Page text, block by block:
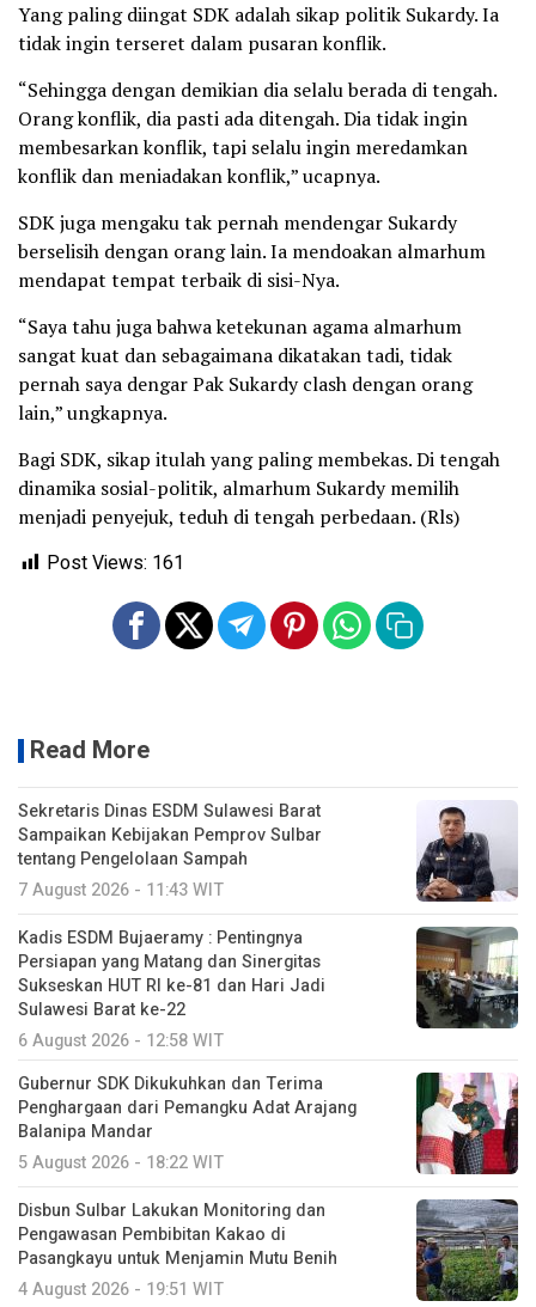
Yang paling diingat SDK adalah sikap politik Sukardy. Ia
tidak ingin terseret dalam pusaran konflik.
“Sehingga dengan demikian dia selalu berada di tengah.
Orang konflik, dia pasti ada ditengah. Dia tidak ingin
membesarkan konflik, tapi selalu ingin meredamkan
konflik dan meniadakan konflik,” ucapnya.
SDK juga mengaku tak pernah mendengar Sukardy
berselisih dengan orang lain. Ia mendoakan almarhum
mendapat tempat terbaik di sisi-Nya.
“Saya tahu juga bahwa ketekunan agama almarhum
sangat kuat dan sebagaimana dikatakan tadi, tidak
pernah saya dengar Pak Sukardy clash dengan orang
lain,” ungkapnya.
Bagi SDK, sikap itulah yang paling membekas. Di tengah
dinamika sosial-politik, almarhum Sukardy memilih
menjadi penyejuk, teduh di tengah perbedaan. (Rls)
Post Views: 161
Read More
Sekretaris Dinas ESDM Sulawesi Barat
Sampaikan Kebijakan Pemprov Sulbar
tentang Pengelolaan Sampah
7 August 2026 - 11:43 WIT
Kadis ESDM Bujaeramy : Pentingnya
Persiapan yang Matang dan Sinergitas
Sukseskan HUT RI ke-81 dan Hari Jadi
Sulawesi Barat ke-22
6 August 2026 - 12:58 WIT
Gubernur SDK Dikukuhkan dan Terima
Penghargaan dari Pemangku Adat Arajang
Balanipa Mandar
5 August 2026 - 18:22 WIT
Disbun Sulbar Lakukan Monitoring dan
Pengawasan Pembibitan Kakao di
Pasangkayu untuk Menjamin Mutu Benih
4 August 2026 - 19:51 WIT